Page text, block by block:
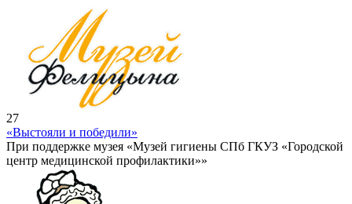
27
«Выстояли и победили»
При поддержке музея «Музей гигиены СПб ГКУЗ «Городской
центр медицинской профилактики»»